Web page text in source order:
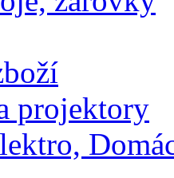
projektory